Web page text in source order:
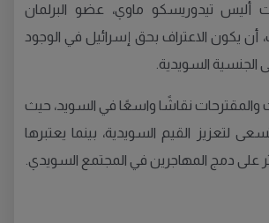
أليس تيدوريسكو ماوي، عضو البرلمان
أن يكون الاعتراف بحق إسرائيل في الوجود
السويدية.
والمقترحات نقاشًا واسعًا في السويد، حيث
لتعزيز القيم السويدية، بينما يعتبرها
على دمج المهاجرين في المجتمع السويدي.